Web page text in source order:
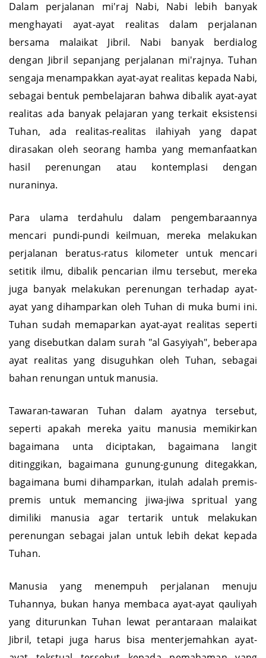
Dalam perjalanan mi'raj Nabi, Nabi lebih banyak
menghayati ayat-ayat realitas dalam perjalanan
bersama malaikat Jibril. Nabi banyak berdialog
dengan Jibril sepanjang perjalanan mi'rajnya. Tuhan
sengaja menampakkan ayat-ayat realitas kepada Nabi,
sebagai bentuk pembelajaran bahwa dibalik ayat-ayat
realitas ada banyak pelajaran yang terkait eksistensi
Tuhan, ada realitas-realitas ilahiyah yang dapat
dirasakan oleh seorang hamba yang memanfaatkan
hasil perenungan atau kontemplasi dengan
nuraninya.
Para ulama terdahulu dalam pengembaraannya
mencari pundi-pundi keilmuan, mereka melakukan
perjalanan beratus-ratus kilometer untuk mencari
setitik ilmu, dibalik pencarian ilmu tersebut, mereka
juga banyak melakukan perenungan terhadap ayat-
ayat yang dihamparkan oleh Tuhan di muka bumi ini.
Tuhan sudah memaparkan ayat-ayat realitas seperti
yang disebutkan dalam surah "al Gasyiyah", beberapa
ayat realitas yang disuguhkan oleh Tuhan, sebagai
bahan renungan untuk manusia.
Tawaran-tawaran Tuhan dalam ayatnya tersebut,
seperti apakah mereka yaitu manusia memikirkan
bagaimana unta diciptakan, bagaimana langit
ditinggikan, bagaimana gunung-gunung ditegakkan,
bagaimana bumi dihamparkan, itulah adalah premis-
premis untuk memancing jiwa-jiwa spritual yang
dimiliki manusia agar tertarik untuk melakukan
perenungan sebagai jalan untuk lebih dekat kepada
Tuhan.
Manusia yang menempuh perjalanan menuju
Tuhannya, bukan hanya membaca ayat-ayat qauliyah
yang diturunkan Tuhan lewat perantaraan malaikat
Jibril, tetapi juga harus bisa menterjemahkan ayat-